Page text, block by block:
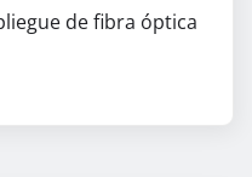
de fibra óptica